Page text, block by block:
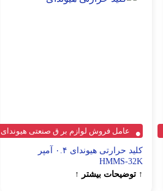
عامل فروش لوازم بر ق صنعتی هیوندای
کلید حرارتی هیوندای ۰.۴ آمپر
HMMS-32K
↑ توضیحات بیشتر ↑